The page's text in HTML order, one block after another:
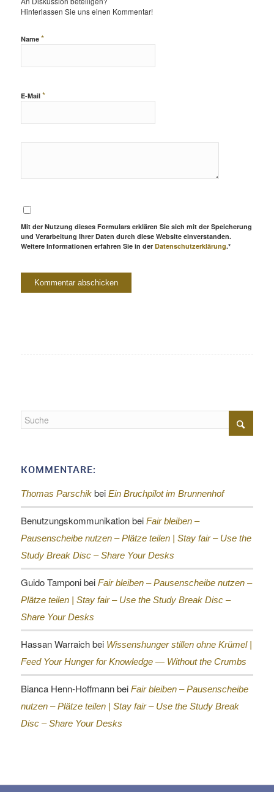
Hinterlassen Sie uns einen Kommentar!
Name *
E-Mail *
Mit der Nutzung dieses Formulars erklären Sie sich mit der Speicherung
und Verarbeitung Ihrer Daten durch diese Website einverstanden.
Weitere Informationen erfahren Sie in der Datenschutzerklärung.*
KOMMENTARE:
Thomas Parschikbei Ein Bruchpilot im Brunnenhof
Benutzungskommunikationbei Fair bleiben –
Pausenscheibe nutzen – Plätze teilen | Stay fair – Use the
Study Break Disc – Share Your Desks
Guido Tamponibei Fair bleiben – Pausenscheibe nutzen –
Plätze teilen | Stay fair – Use the Study Break Disc –
Share Your Desks
Hassan Warraichbei Wissenshunger stillen ohne Krümel |
Feed Your Hunger for Knowledge — Without the Crumbs
Bianca Henn-Hoffmannbei Fair bleiben – Pausenscheibe
nutzen – Plätze teilen | Stay fair – Use the Study Break
Disc – Share Your Desks